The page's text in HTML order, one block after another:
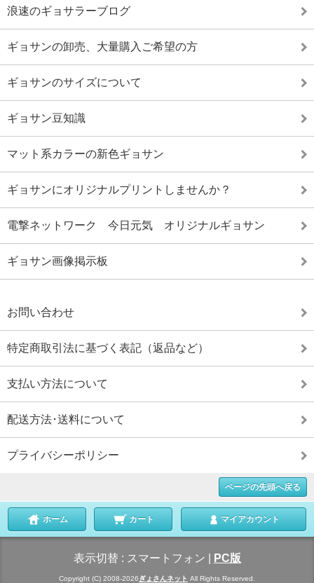
浪速のギョサラーブログ
ギョサンの卸売、大量購入ご希望の方
ギョサンのサイズについて
ギョサン豆知識
マット系カラーの新色ギョサン
ギョサンにオリジナルプリントしませんか？
電撃ネットワーク 今日元気 オリジナルギョサン
ギョサン画像掲示板
お問い合わせ
特定商取引法に基づく表記（返品など）
支払い方法について
配送方法･送料について
プライバシーポリシー
ページの先頭へ戻る
ホーム カート マイアカウント
表示切替 : スマートフォン PC版
Copyright (C) 2008-2026ぎょさんネット All Rights Reserved.